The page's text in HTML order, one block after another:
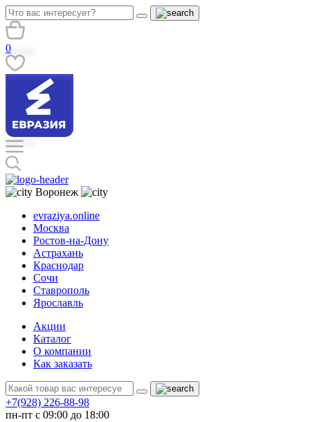
0
Воронеж
evraziya.online
Москва
Ростов-на-Дону
Астрахань
Краснодар
Сочи
Ставрополь
Ярославль
Акции
Каталог
О компании
Как заказать
+7(928) 226-88-98
пн-пт с 09:00 до 18:00